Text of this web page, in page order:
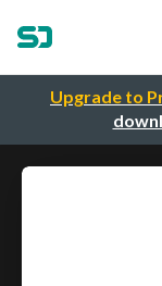
Upgrade to